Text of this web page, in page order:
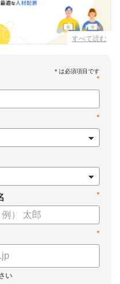
すべて読む
ット
用
*
*
*
*